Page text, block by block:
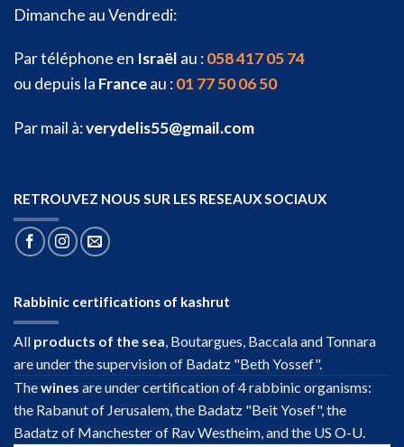
Dimanche au Vendredi:
Par téléphone en Israël au :058 417 05 74
ou depuis la Franceau :01 77 50 06 50
Par mail à:verydelis55@gmail.com
RETROUVEZ NOUS SUR LES RESEAUX SOCIAUX
Rabbinic certifications of kashrut
All products of the sea, Boutargues, Baccala and Tonnara
are under the supervision of Badatz "Beth Yossef".
Thewines are under certification of 4 rabbinic organisms:
the Rabanut of Jerusalem, the Badatz "Beit Yosef", the
Badatz of Manchester of Rav Westheim, and the US O-U.